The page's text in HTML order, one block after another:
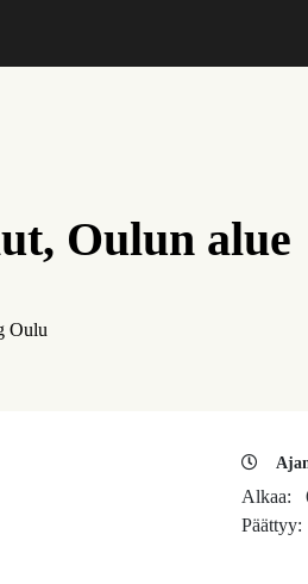
Oulun alue
Oulu
Alkaa:
Päättyy: